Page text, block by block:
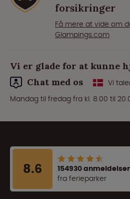
forsikringer
Få mere at vide om
Glampings.com
Vi er glade for at kunne
Chat med os
Vi
Mandag til fredag fra kl. 8.00 til
8.6
154930 anmeldelser
fra ferieparker